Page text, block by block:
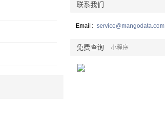
联系我们
Email： service@mangodata.com
免费查询 小程序